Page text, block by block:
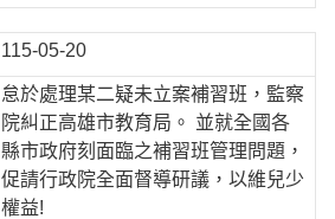
115-05-20
怠於處理某二疑未立案補習班，監察
院糾正高雄市教育局。 並就全國各
縣市政府刻面臨之補習班管理問題，
促請行政院全面督導研議，以維兒少
權益!